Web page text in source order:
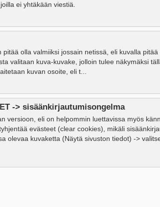
ei yhtäkään viestiä.
olla valmiiksi jossain netissä, eli kuvalla pitää
valitaan kuva-kuvake, jolloin tulee näkymäksi
kuvan osoite, eli t...
-> sisäänkirjautumisongelma
versioon, eli on helpommin luettavissa myös
evästeet (clear cookies), mikäli
olevaa kuvaketta (Näytä sivuston tiedot) ->